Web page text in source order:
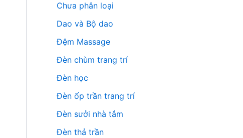
Chưa phân loại
Dao và Bộ dao
Đệm Massage
Đèn chùm trang trí
Đèn học
Đèn ốp trần trang trí
Đèn sưởi nhà tắm
Đèn thả trần